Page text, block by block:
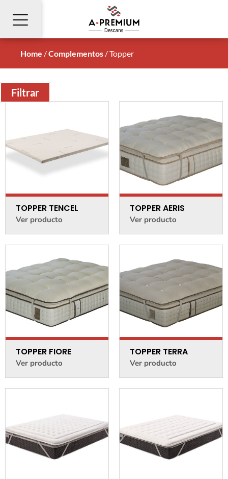
Home /Complementos /Topper
Filtrar
TOPPER TENCEL
Ver producto
TOPPER AERIS
Ver producto
TOPPER FIORE
Ver producto
TOPPER TERRA
Ver producto